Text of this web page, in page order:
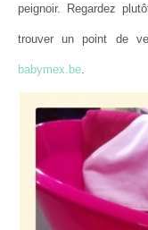
peignoir. Regardez
trouver un point de
babymex.be